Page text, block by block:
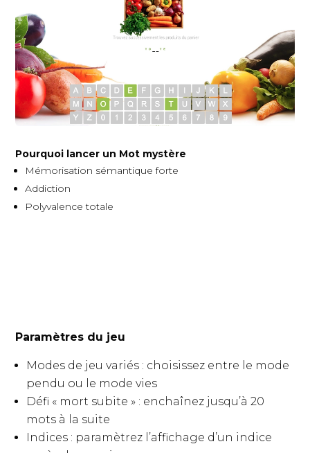
Pourquoi lancer un Mot mystère
Mémorisation sémantique forte
Addiction
Polyvalence totale
Paramètres du jeu
Modes de jeu variés : choisissez entre le mode
pendu ou le mode vies
Défi « mort subite » : enchaînez jusqu’à 20
mots à la suite
Indices : paramètrez l’affichage d’un indice